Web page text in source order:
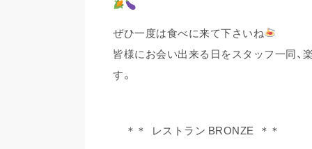
ぜひ一度は食べに来て下さいね
皆様にお会い出来る日をスタッフ一同、
す。
＊＊ レストラン BRONZE ＊＊